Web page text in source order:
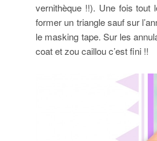
vernithèque !!). Une fois tout
former un triangle sauf sur
le masking tape. Sur les
coat et zou caillou c’est fini !!